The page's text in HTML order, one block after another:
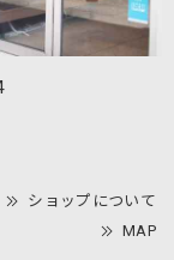
また、ご実
東かがわ市
手袋の街の
への感謝を
ら、これか
続けてまい
際は、ぜひ
ショップについて
MAP